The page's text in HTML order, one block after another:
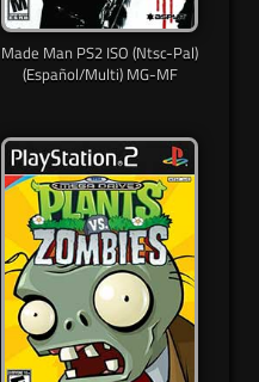
Made Man PS2 ISO (Ntsc-Pal)
(Español/Multi) MG-MF